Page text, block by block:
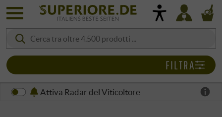
Attiva Radar del Viticoltore
FILTRA